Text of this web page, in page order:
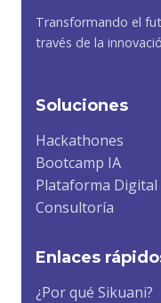
Transformando el
través de la
Soluciones
Hackathones
Bootcamp IA
Plataforma Digital
Consultoría
Enlaces
¿Por qué Sikuani?